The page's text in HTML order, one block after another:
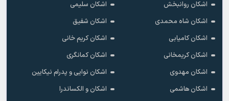
اشکان روانبخش
اشکان سلیمی
اشکان شاه محمدی
اشکان شفیق
اشکان کامیابی
اشکان کریم خانی
اشکان کریمخانی
اشکان کمانگری
اشکان مهدوی
اشکان نوایی و پدرام نیکایین
اشکان هاشمی
اشکان و الکساندرا